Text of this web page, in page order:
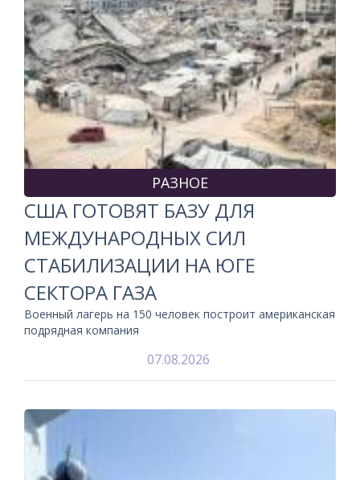
РАЗНОЕ
США ГОТОВЯТ БАЗУ ДЛЯ
МЕЖДУНАРОДНЫХ СИЛ
СТАБИЛИЗАЦИИ НА ЮГЕ
СЕКТОРА ГАЗА
Военный лагерь на 150 человек построит американская
подрядная компания
07.08.2026